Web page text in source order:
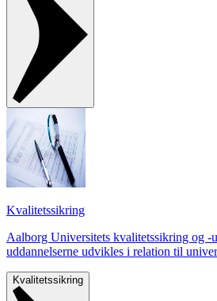
Kvalitetssikring
Aalborg Universitets kvalitetssikring og -
uddannelserne udvikles i relation til
Kvalitetssikring